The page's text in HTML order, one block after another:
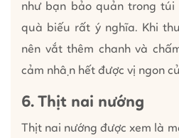
như bạn bảo quản trong túi
quà biếu rất ý nghĩa. Khi
nên vắt thêm chanh và
cảm nhận hết được vị ngon
6. Thịt nai nướng
Thịt nai nướng được xem là